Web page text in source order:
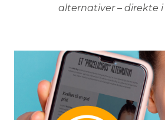
alternativer – direkte i